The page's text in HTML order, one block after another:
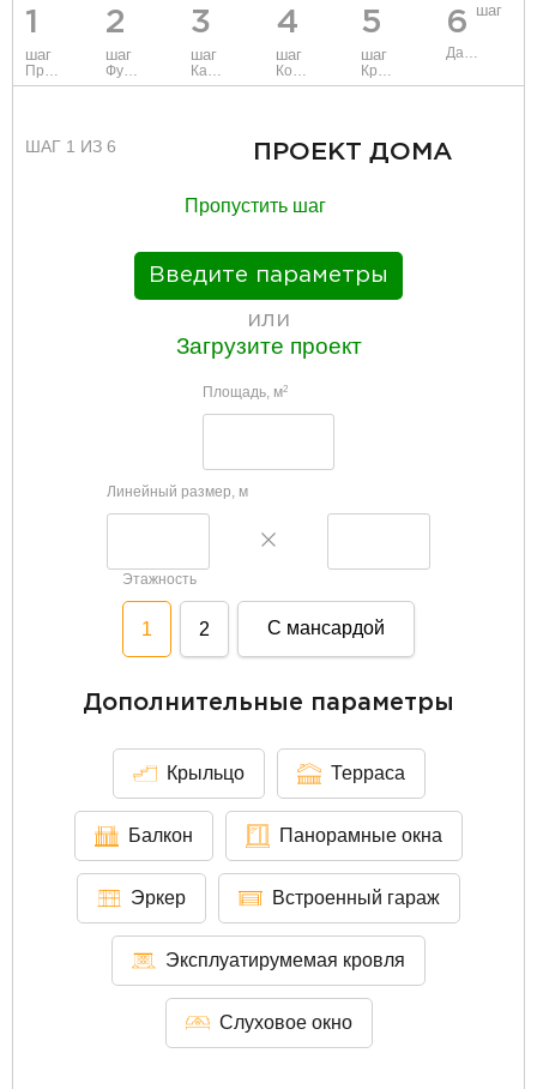
1
шаг
Проект
2
шаг
Фундамент
3
шаг
Каркас и стены
4
шаг
Коммуникации
5
шаг
Крыша
6 шаг
Данные
ШАГ 1 ИЗ 6 ПРОЕКТ ДОМА
Пропустить шаг
Введите параметры
или
Загрузите проект
Площадь, м2
Линейный размер, м
Этажность
1 2 С мансардой
Дополнительные параметры
Крыльцо Терраса
Балкон Панорамные окна
Эркер Встроенный гараж
Эксплуатирумемая кровля
Слуховое окно